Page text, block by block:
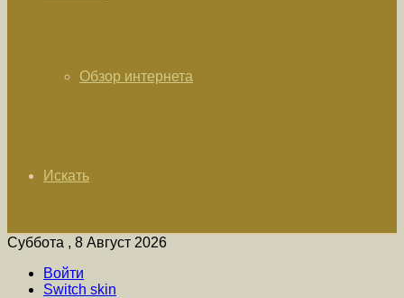
Обзор интернета
Искать
Суббота , 8 Август 2026
Войти
Switch skin